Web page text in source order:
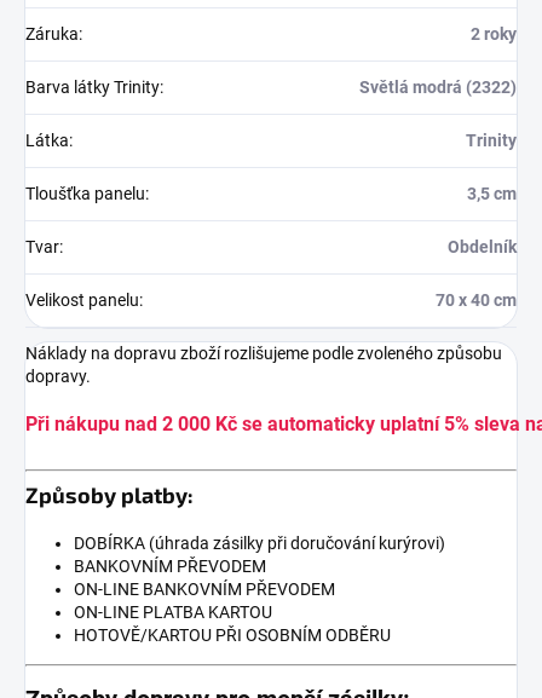
Záruka: 2 roky
Barva látky Trinity: Světlá modrá (2322)
Látka: Trinity
Tloušťka panelu: 3,5 cm
Tvar: Obdelník
Velikost panelu: 70 x 40 cm
Náklady na dopravu zboží rozlišujeme podle zvoleného způsobu
dopravy.
Při nákupu nad 2 000 Kč se automaticky uplatní 5% sleva
Způsoby platby:
DOBÍRKA (úhrada zásilky při doručování kurýrovi)
BANKOVNÍM PŘEVODEM
ON-LINE BANKOVNÍM PŘEVODEM
ON-LINE PLATBA KARTOU
HOTOVĚ/KARTOU PŘI OSOBNÍM ODBĚRU